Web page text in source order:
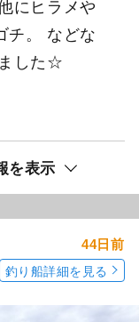
にヒラメや
チ。 などな
した☆
を表示
44日前
釣り船詳細を見る